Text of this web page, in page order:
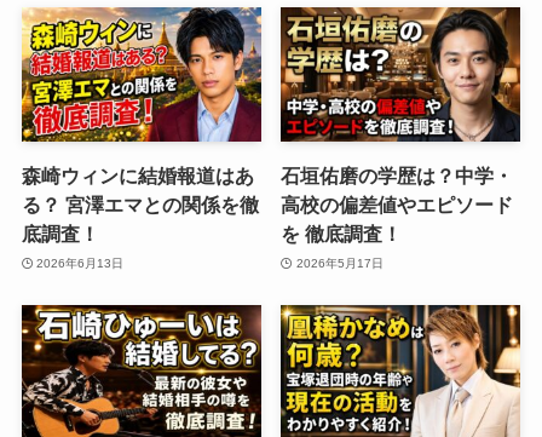
森崎ウィンに結婚報道はあ
る？ 宮澤エマとの関係を徹
底調査！
2026年6月13日
石垣佑磨の学歴は？中学・
高校の偏差値やエピソード
を 徹底調査！
2026年5月17日